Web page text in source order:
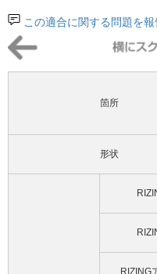
この適合に関する問題を報
箇所
形状
RIZING